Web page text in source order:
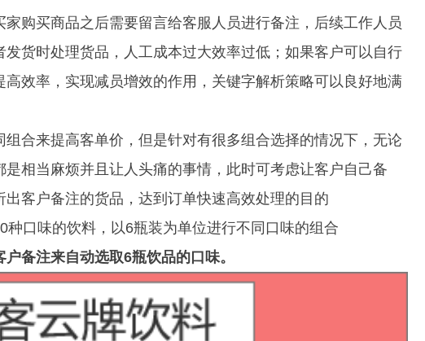
购买商品之后需要留言给客服人员进行备注，后续工作人员
货时处理货品，人工成本过大效率过低；如果客户可以自行
效率，实现减员增效的作用，关键字解析策略可以良好地满
合来提高客单价，但是针对有很多组合选择的情况下，无论
相当麻烦并且让人头痛的事情，此时可考虑让客户自己备
客户备注的货品，达到订单快速高效处理的目的
种口味的饮料，以6瓶装为单位进行不同口味的组合
备注来自动选取6瓶饮品的口味。